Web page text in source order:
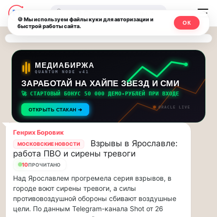
Последние
новости
и
обновления
потока:
Друзья,
приглашаем
на
музыкальную
прогулку
по
Москве
Чайковского!…
Друзья,
приглашаем
на
музыкальную
Москвичи.net
—
Главный
столичный
чат-
мессенджер,
новости
и
инсайды
Москвы
🔍
МЕДИАБИРЖА
QUANTUM NODE v41
ЗАРАБОТАЙ НА ХАЙПЕ ЗВЕЗД И СМИ
🚀 СТАРТОВЫЙ БОНУС 50 000 ДЕМО-РУБЛЕЙ ПРИ ВХОДЕ
ОТКРЫТЬ СТАКАН ➔ ORACLE LIVE
Генрих Боровик
МОСКОВСКИЕ НОВОСТИ
Взрывы в Ярославле:
работа ПВО и сирены тревоги
10ПРОЧИТАНО
Над Ярославлем прогремела серия взрывов, в
городе воют сирены тревоги, а силы
противовоздушной обороны сбивают воздушные
цели. По данным Telegram-канала Shot от 26
🍪 Мы используем файлы куки для авторизации и
быстрой работы сайта.
ОК